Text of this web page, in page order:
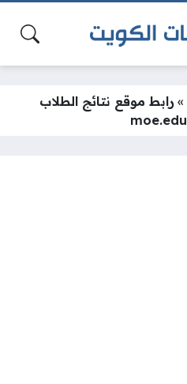
» رابط موقع نتائج الطلاب